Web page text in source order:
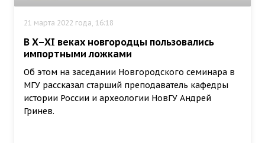
21 марта 2022 года, 16:18
В X–XI веках новгородцы пользовались
импортными ложками
Об этом на заседании Новгородского семинара в
МГУ рассказал старший преподаватель кафедры
истории России и археологии НовГУ Андрей
Гринев.